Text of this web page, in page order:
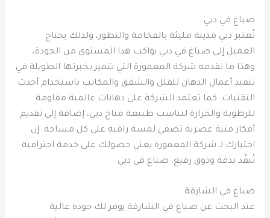
صباغ في دبي
تُعتبر دبي مدينة مليئة بالفخامة والتطور، ولذلك يحتاج
العميل إلى صباغ في دبي يواكب هذا المستوى من الجودة،
وهذا ما تقدمه شركة المعمورة التي تتميز بخبرتها الطويلة في
تنفيذ أعمال الدهان للفلل والشقق والمكاتب باستخدام أحدث
التقنيات. كما تعتمد الشركة على دهانات عالمية مقاومة
للرطوبة والحرارة لتناسب طبيعة مناخ دبي، إضافة إلى تقديم
أفكار فنية عصرية تضفي لمسة راقية على كل مساحة. إن
اختيارك لـ شركة المعمورة يعني حصولك على خدمة احترافية
تُنفّذ بدقة وذوق رفيع. صباغ في دبي
صباغ في الشارقة
عند البحث عن صباغ في الشارقة يوفر لك جودة عالية